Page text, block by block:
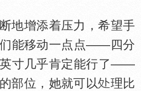
增添着压力，希望手
能移动一点点——四分
英寸几乎肯定能行了——
部位，她就可以
理比